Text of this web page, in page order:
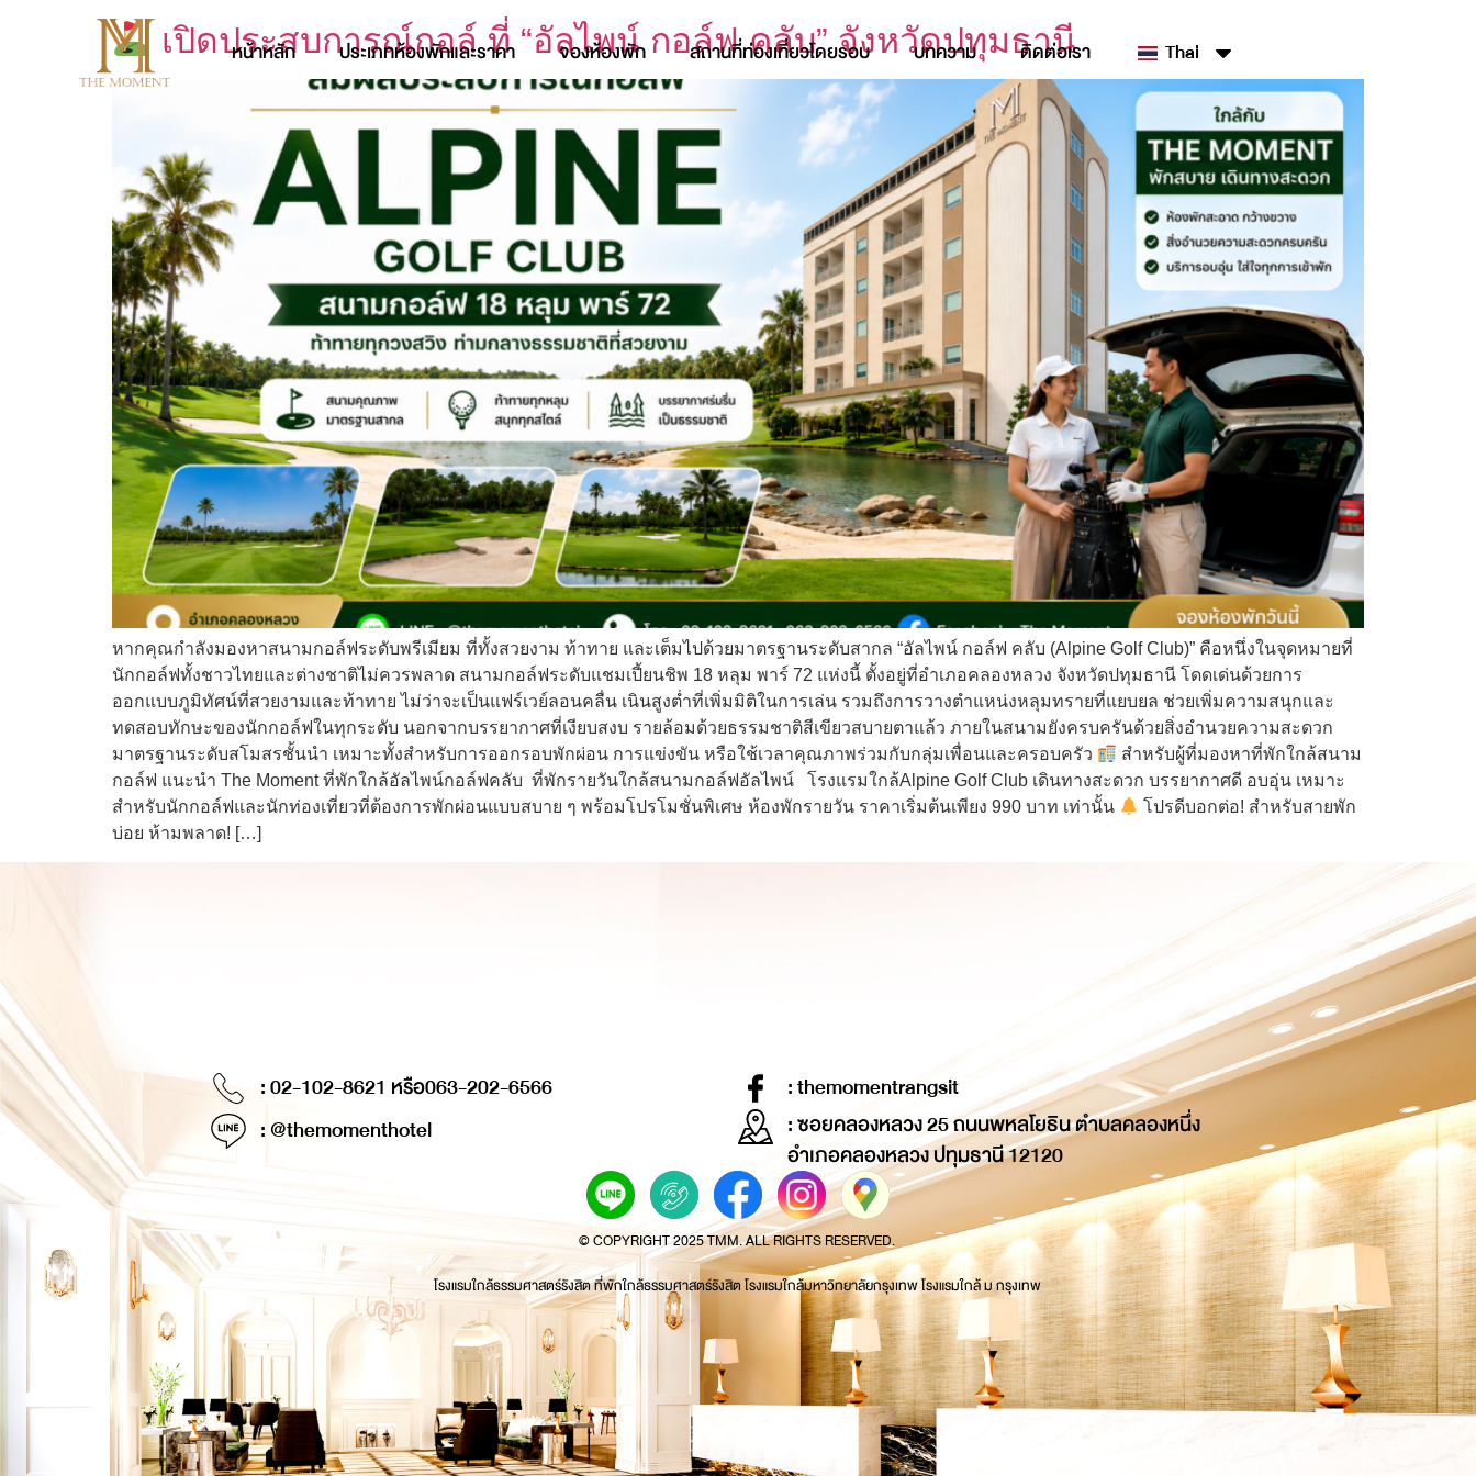
หน้าหลัก ประเภทห้องพักและราคา จองห้องพัก สถานที่ท่องเที่ยวโดยรอบ บทความ ติดต่อเรา Thai
เปิดประสบการณ์กอล์ ที่ “อัลไพน์ กอล์ฟ คลับ” จังหวัดปทุมธานี
หากคุณกำลังมองหาสนามกอล์ฟระดับพรีเมียม ที่ทั้งสวยงาม ท้าทาย และเต็มไปด้วยมาตรฐานระดับสากล “อัลไพน์ กอล์ฟ คลับ (Alpine Golf Club)” คือหนึ่งในจุดหมายที่
นักกอล์ฟทั้งชาวไทยและต่างชาติไม่ควรพลาด สนามกอล์ฟระดับแชมเปี้ยนชิพ 18 หลุม พาร์ 72 แห่งนี้ ตั้งอยู่ที่อำเภอคลองหลวง จังหวัดปทุมธานี โดดเด่นด้วยการ
ออกแบบภูมิทัศน์ที่สวยงามและท้าทาย ไม่ว่าจะเป็นแฟร์เวย์ลอนคลื่น เนินสูงต่ำที่เพิ่มมิติในการเล่น รวมถึงการวางตำแหน่งหลุมทรายที่แยบยล ช่วยเพิ่มความสนุกและ
ทดสอบทักษะของนักกอล์ฟในทุกระดับ นอกจากบรรยากาศที่เงียบสงบ รายล้อมด้วยธรรมชาติสีเขียวสบายตาแล้ว ภายในสนามยังครบครันด้วยสิ่งอำนวยความสะดวก
มาตรฐานระดับสโมสรชั้นนำ เหมาะทั้งสำหรับการออกรอบพักผ่อน การแข่งขัน หรือใช้เวลาคุณภาพร่วมกับกลุ่มเพื่อนและครอบครัว
สำหรับผู้ที่มองหาที่พักใกล้สนาม
กอล์ฟ แนะนำ The Moment ที่พักใกล้อัลไพน์กอล์ฟคลับ ที่พักรายวันใกล้สนามกอล์ฟอัลไพน์ โรงแรมใกล้Alpine Golf Club เดินทางสะดวก บรรยากาศดี อบอุ่น เหมาะ
สำหรับนักกอล์ฟและนักท่องเที่ยวที่ต้องการพักผ่อนแบบสบาย ๆ พร้อมโปรโมชั่นพิเศษ ห้องพักรายวัน ราคาเริ่มต้นเพียง 990 บาท เท่านั้น
โปรดีบอกต่อ! สำหรับสายพัก
บ่อย ห้ามพลาด! […]
: 02-102-8621 หรือ063-202-6566
: @themomenthotel
: themomentrangsit
: ซอยคลองหลวง 25 ถนนพหลโยธิน ตำบลคลองหนึ่ง
อำเภอคลองหลวง ปทุมธานี 12120
© COPYRIGHT 2025 TMM. ALL RIGHTS RESERVED.
โรงแรมใกล้ธรรมศาสตร์รังสิต ที่พักใกล้ธรรมศาสตร์รังสิต โรงแรมใกล้มหาวิทยาลัยกรุงเทพ โรงแรมใกล้ ม กรุงเทพ